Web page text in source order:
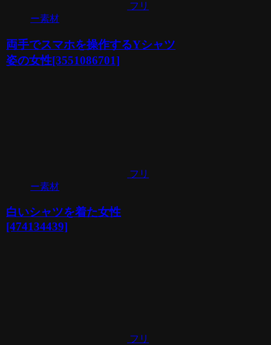
フリ
ー素材
両手でスマホを操作するYシャツ
姿の女性[3551086701]
フリ
ー素材
白いシャツを着た女性
[474134439]
フリ